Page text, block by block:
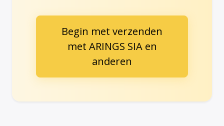
Begin met verzenden
met ARINGS SIA en
anderen